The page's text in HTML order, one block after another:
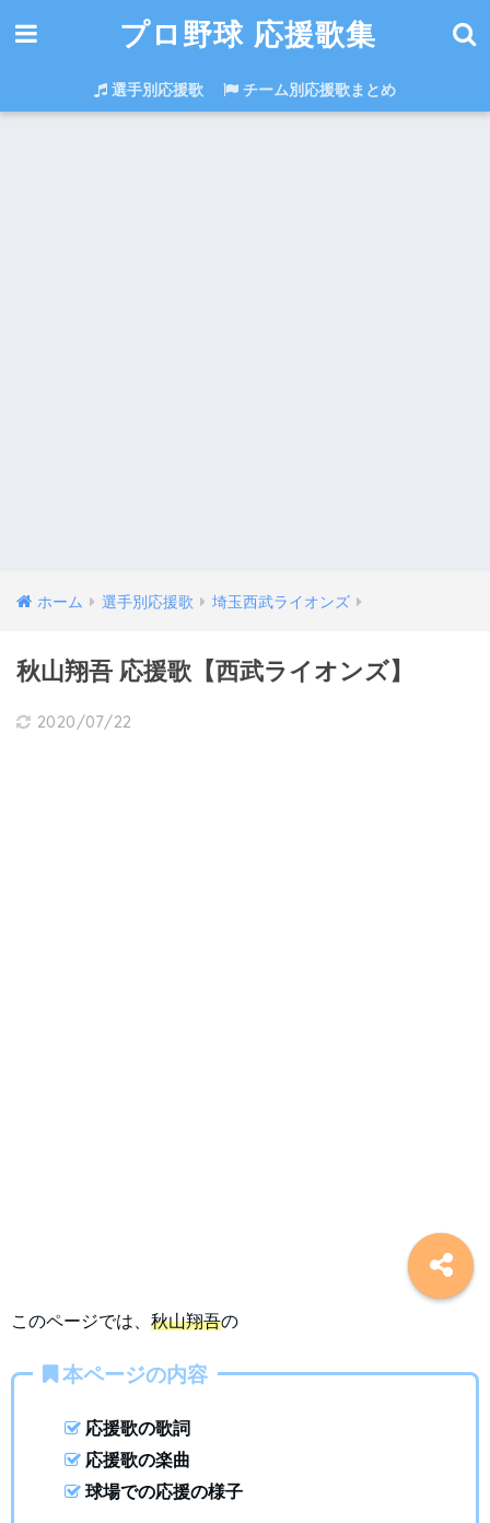
プロ野球 応援歌集
選手別応援歌 チーム別応援歌まとめ
ホーム 選手別応援歌 埼玉西武ライオンズ
秋山翔吾 応援歌【西武ライオンズ】
2020/07/22
このページでは、 秋山翔吾の
本ページの内容
応援歌の歌詞
応援歌の楽曲
球場での応援の様子